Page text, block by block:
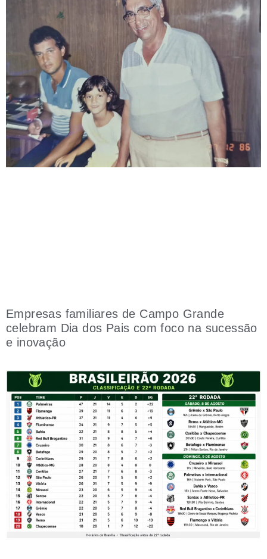
Empresas familiares de Campo Grande
celebram Dia dos Pais com foco na sucessão
e inovação